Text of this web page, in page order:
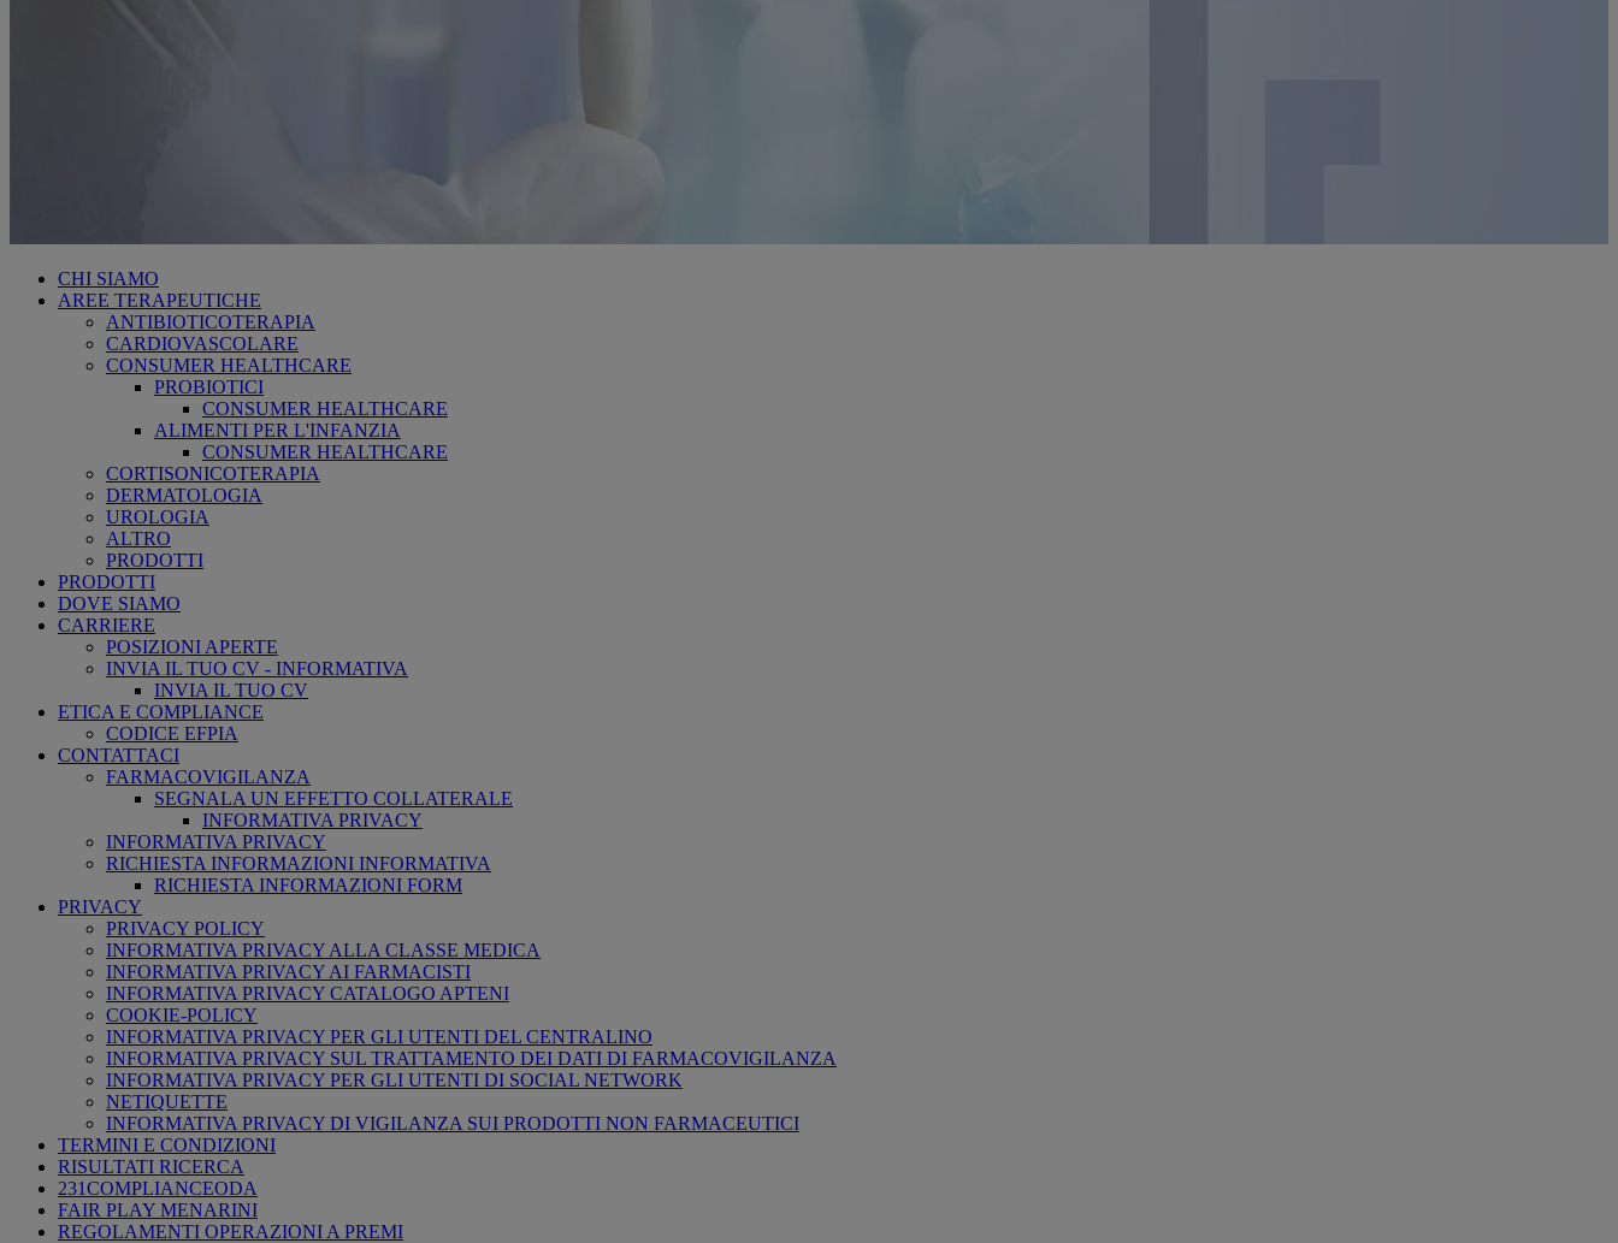
CHI SIAMO
AREE TERAPEUTICHE
ANTIBIOTICOTERAPIA
CARDIOVASCOLARE
CONSUMER HEALTHCARE
PROBIOTICI
CONSUMER HEALTHCARE
ALIMENTI PER L'INFANZIA
CONSUMER HEALTHCARE
CORTISONICOTERAPIA
DERMATOLOGIA
UROLOGIA
ALTRO
PRODOTTI
PRODOTTI
DOVE SIAMO
CARRIERE
POSIZIONI APERTE
INVIA IL TUO CV - INFORMATIVA
INVIA IL TUO CV
ETICA E COMPLIANCE
CODICE EFPIA
CONTATTACI
FARMACOVIGILANZA
SEGNALA UN EFFETTO COLLATERALE
INFORMATIVA PRIVACY
INFORMATIVA PRIVACY
RICHIESTA INFORMAZIONI INFORMATIVA
RICHIESTA INFORMAZIONI FORM
PRIVACY
PRIVACY POLICY
INFORMATIVA PRIVACY ALLA CLASSE MEDICA
INFORMATIVA PRIVACY AI FARMACISTI
INFORMATIVA PRIVACY CATALOGO APTENI
COOKIE-POLICY
INFORMATIVA PRIVACY PER GLI UTENTI DEL CENTRALINO
INFORMATIVA PRIVACY SUL TRATTAMENTO DEI DATI DI FARMACOVIGILANZA
INFORMATIVA PRIVACY PER GLI UTENTI DI SOCIAL NETWORK
NETIQUETTE
INFORMATIVA PRIVACY DI VIGILANZA SUI PRODOTTI NON FARMACEUTICI
TERMINI E CONDIZIONI
RISULTATI RICERCA
231COMPLIANCEODA
FAIR PLAY MENARINI
REGOLAMENTI OPERAZIONI A PREMI